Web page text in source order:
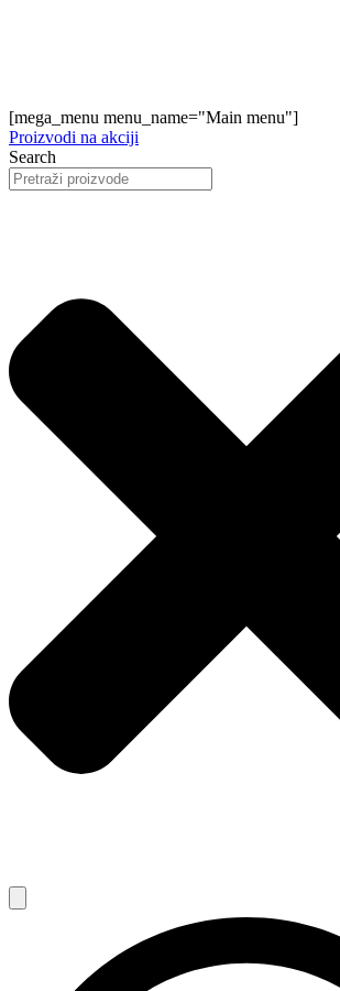
[mega_menu menu_name="Main menu"]
Proizvodi na akciji
Search